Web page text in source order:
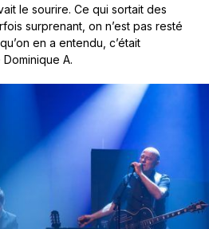
le sourire. Ce qui sortait des
surprenant, on n’est pas resté
en a entendu, c’était
A.